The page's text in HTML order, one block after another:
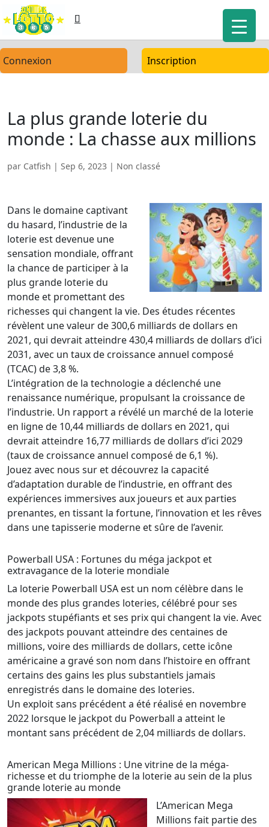
Connexion Inscription
La plus grande loterie du
monde : La chasse aux millions
par Catfish | Sep 6, 2023 | Non classé
Dans le domaine captivant
du hasard, l’industrie de la
loterie est devenue une
sensation mondiale, offrant
la chance de participer à la
plus grande loterie du
monde et promettant des
richesses qui changent la vie. Des études récentes
révèlent une valeur de 300,6 milliards de dollars en
2021, qui devrait atteindre 430,4 milliards de dollars d’ici
2031, avec un taux de croissance annuel composé
(TCAC) de 3,8 %.
L’intégration de la technologie a déclenché une
renaissance numérique, propulsant la croissance de
l’industrie. Un rapport a révélé un marché de la loterie
en ligne de 10,44 milliards de dollars en 2021, qui
devrait atteindre 16,77 milliards de dollars d’ici 2029
(taux de croissance annuel composé de 6,1 %).
Jouez avec nous sur et découvrez la capacité
d’adaptation durable de l’industrie, en offrant des
expériences immersives aux joueurs et aux parties
prenantes, en tissant la fortune, l’innovation et les rêves
dans une tapisserie moderne et sûre de l’avenir.
Powerball USA : Fortunes du méga jackpot et
extravagance de la loterie mondiale
La loterie Powerball USA est un nom célèbre dans le
monde des plus grandes loteries, célébré pour ses
jackpots stupéfiants et ses prix qui changent la vie. Avec
des jackpots pouvant atteindre des centaines de
millions, voire des milliards de dollars, cette icône
américaine a gravé son nom dans l’histoire en offrant
certains des gains les plus substantiels jamais
enregistrés dans le domaine des loteries.
Un exploit sans précédent a été réalisé en novembre
2022 lorsque le jackpot du Powerball a atteint le
montant sans précédent de 2,04 milliards de dollars.
American Mega Millions : Une vitrine de la méga-
richesse et du triomphe de la loterie au sein de la plus
grande loterie au monde
L’American Mega
Millions fait partie des